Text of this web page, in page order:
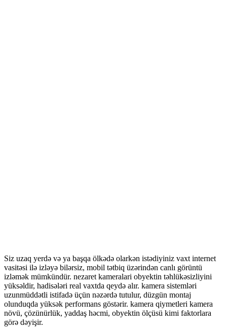
Siz uzaq yerdə və ya başqa ölkədə olarkən istədiyiniz vaxt internet
vasitəsi ilə izləyə bilərsiz, mobil tətbiq üzərindən canlı görüntü
izləmək mümkündür. nezaret kameralari obyektin təhlükəsizliyini
yüksəldir, hadisələri real vaxtda qeydə alır. kamera sistemləri
uzunmüddətli istifadə üçün nəzərdə tutulur, düzgün montaj
olunduqda yüksək performans göstərir. kamera qiymetleri kamera
növü, çözünürlük, yaddaş həcmi, obyektin ölçüsü kimi faktorlara
görə dəyişir.